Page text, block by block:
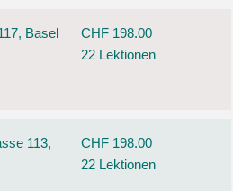
Basel
CHF 198.00
22 Lektionen
113,
CHF 198.00
22 Lektionen